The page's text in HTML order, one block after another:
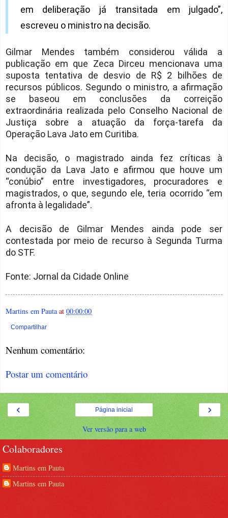
em deliberação já transitada em julgado”,
escreveu o ministro na decisão.
Gilmar Mendes também considerou válida a
publicação em que Zeca Dirceu mencionava uma
suposta tentativa de desvio de R$ 2 bilhões de
recursos públicos. Segundo o ministro, a afirmação
se baseou em conclusões da correição
extraordinária realizada pelo Conselho Nacional de
Justiça sobre a atuação da força-tarefa da
Operação Lava Jato em Curitiba.
Na decisão, o magistrado ainda fez críticas à
condução da Lava Jato e afirmou que houve um
“conúbio” entre investigadores, procuradores e
magistrados, o que, segundo ele, teria ocorrido “em
afronta à legalidade”.
A decisão de Gilmar Mendes ainda pode ser
contestada por meio de recurso à Segunda Turma
do STF.
Fonte: Jornal da Cidade Online
Martins em Pauta at 00:00:00
Compartilhar
Nenhum comentário:
Postar um comentário
‹ ›
Página inicial
Ver versão para a web
Colaboradores
Martins em Pauta
Martins em Pauta